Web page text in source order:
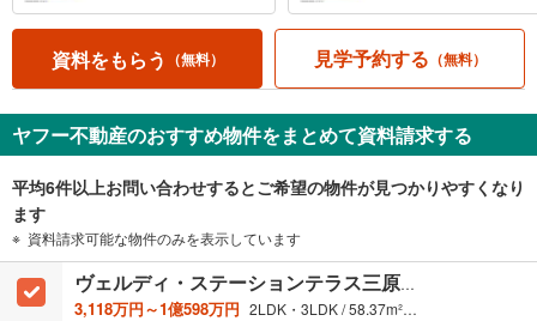
資料をもらう （無料） 見学予約する （無料）
ヤフー不動産のおすすめ物件をまとめて資料請求する
平均6件以上お問い合わせするとご希望の物件が見つかりやすくなり
ます
資料請求可能な物件のみを表示しています
ヴェルディ・ステーションテラス三原城町
3,118万円～1億598万円 2LDK・3LDK / 58.37m²～142.91m²